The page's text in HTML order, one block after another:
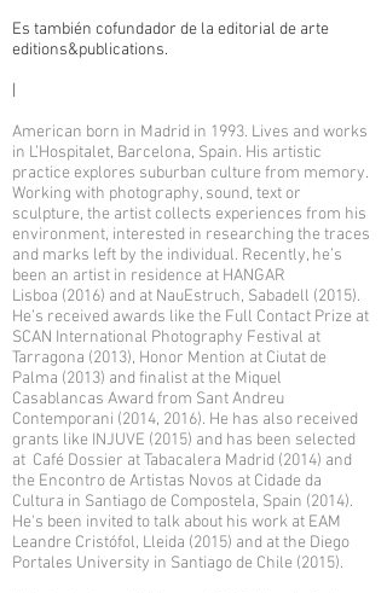
Es también cofundador de la editorial de arte
editions&publications.
American born in Madrid in 1993. Lives and works
in L’Hospitalet, Barcelona, Spain. His artistic
practice explores suburban culture from memory.
Working with photography, sound, text or
sculpture, the artist collects experiences from his
environment, interested in researching the traces
and marks left by the individual. Recently, he’s
been an artist in residence at HANGAR
Lisboa (2016) and at NauEstruch, Sabadell (2015).
He’s received awards like the Full Contact Prize at
SCAN International Photography Festival at
Tarragona (2013), Honor Mention at Ciutat de
Palma (2013) and finalist at the Miquel
Casablancas Award from Sant Andreu
Contemporani (2014, 2016). He has also received
grants like INJUVE (2015) and has been selected
at Café Dossier at Tabacalera Madrid (2014) and
the Encontro de Artistas Novos at Cidade da
Cultura in Santiago de Compostela, Spain (2014).
He's been invited to talk about his work at EAM
Leandre Cristófol, Lleida (2015) and at the Diego
Portales University in Santiago de Chile (2015).